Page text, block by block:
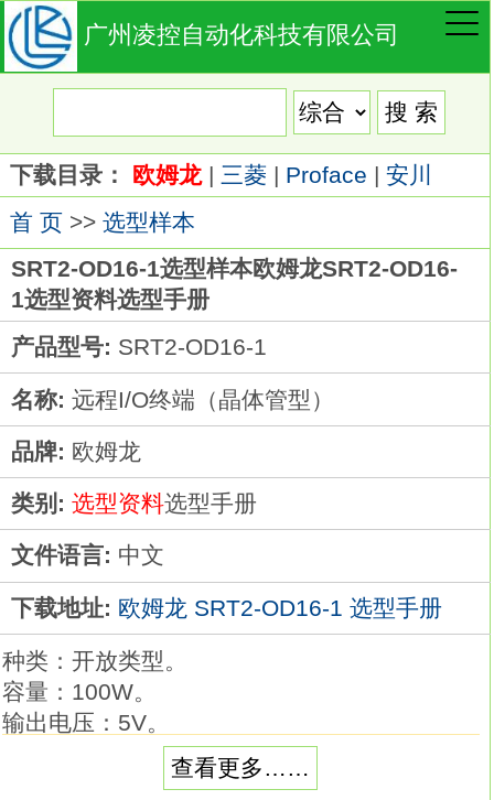
广州凌控自动化科技有限公司
下载目录： 欧姆龙| 三菱| Proface | 安川
首 页>> 选型样本
SRT2-OD16-1选型样本欧姆龙SRT2-OD16-
1选型资料选型手册
产品型号: SRT2-OD16-1
名称: 远程I/O终端（晶体管型）
品牌: 欧姆龙
类别: 选型资料选型手册
文件语言: 中文
下载地址: 欧姆龙 SRT2-OD16-1 选型手册
种类：开放类型。
容量：100W。
输出电压：5V。
输出电流：20A。
查看更多……